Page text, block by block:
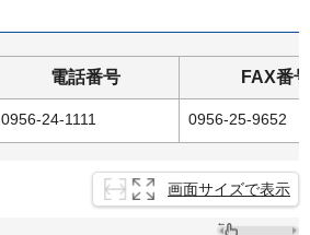
電話番号 FAX番号
0956-24-1111 0956-25-9652
画面サイズで表示